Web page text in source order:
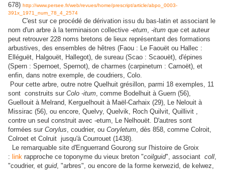
678) http://www.persee.fr/web/revues/home/prescript/article/abpo_0003-
391x_1971_num_78_4_2574
C'est sur ce procédé de dérivation issu du bas-latin et associant le
nom d'un arbre à la terminaison collective -etum -itum que cet auteur
peut retrouver 228 noms bretons de lieux représentant des formations
arbustives, des ensembles de hêtres (Faou : Le Faouët ou Hallec :
Elléguët, Halgouët, Hallegot), de sureau (Scao : Scaouët), d'épines
(Spern : Spernoet, Spernot), de charmes (carpinetum : Carnoët), et
enfin, dans notre exemple, de coudriers, Colo.
Pour cette arbre, outre notre Quelhuit grésillon, parmi 18 exemples, 11
sont construits sur Colo -itum , comme Bodelhuit à Guern (56),
Guellouit à Melrand, Kerguelhouit à Maël-Carhaix (29), Le Nelouit à
Missirac (56), ou encore, Quelvy, Quelvik, Roch Quilvit, Quillivit ,
contre un seul construit avec -etum, Le Nelhouët. D'autres sont
formées sur Corylus , coudrier, ou Coryletum , dès 858, comme Colroit,
Colroet et Colruit jusqu'à Courrouet (1438).
Le remarquable site d'Enguerrand Gourong sur l'histoire de Groix
: link rapproche ce toponyme du vieux breton "coilguid", associant coll
"coudrier, et guid, "arbres", ou encore de la forme kerwezid, de kelwez,